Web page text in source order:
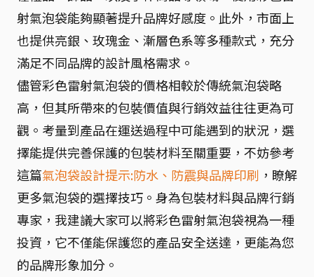
射氣泡袋能夠顯著提升品牌好感度。此外，市面上
也提供亮銀、玫瑰金、漸層色系等多種款式，充分
滿足不同品牌的設計風格需求。
儘管彩色雷射氣泡袋的價格相較於傳統氣泡袋略
高，但其所帶來的包裝價值與行銷效益往往更為可
觀。考量到產品在運送過程中可能遇到的狀況，選
擇能提供完善保護的包裝材料至關重要，不妨參考
這篇氣泡袋設計提示:防水、防震與品牌印刷 ，瞭解
更多氣泡袋的選擇技巧。身為包裝材料與品牌行銷
專家，我建議大家可以將彩色雷射氣泡袋視為一種
投資，它不僅能保護您的產品安全送達，更能為您
的品牌形象加分。